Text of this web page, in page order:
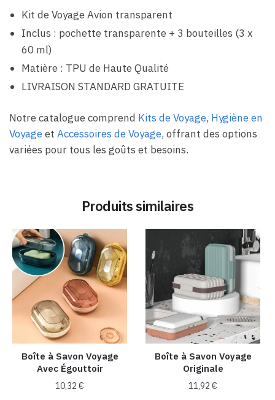
Kit de Voyage Avion transparent
Inclus : pochette transparente + 3 bouteilles (3 x
60 ml)
Matière : TPU de Haute Qualité
LIVRAISON STANDARD GRATUITE
Notre catalogue comprend Kits de Voyage, Hygiène en
Voyageet Accessoires de Voyage, offrant des options
variées pour tous les goûts et besoins.
Produits similaires
Boîte à Savon Voyage
Avec Égouttoir
10,32€
Boîte à Savon Voyage
Originale
11,92€